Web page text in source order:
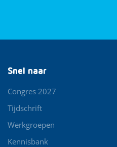
Snel naar
Congres 2027
Tijdschrift
Werkgroepen
Kennisbank